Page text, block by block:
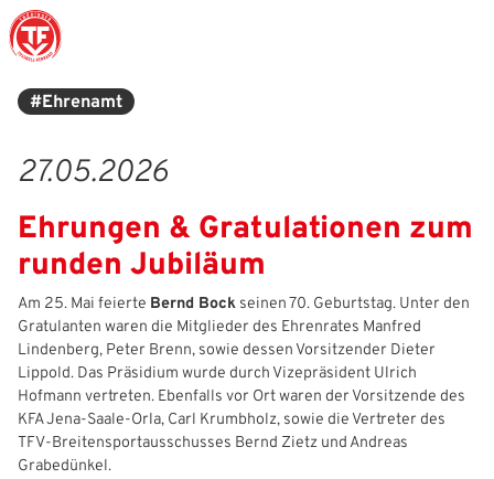
#Ehrenamt
27.05.2026
Ehrungen & Gratulationen zum
runden Jubiläum
Am 25. Mai feierte Bernd Bock seinen 70. Geburtstag. Unter den
Gratulanten waren die Mitglieder des Ehrenrates Manfred
Lindenberg, Peter Brenn, sowie dessen Vorsitzender Dieter
Lippold. Das Präsidium wurde durch Vizepräsident Ulrich
Hofmann vertreten. Ebenfalls vor Ort waren der Vorsitzende des
KFA Jena‑Saale‑Orla, Carl Krumbholz, sowie die Vertreter des
TFV‑Breitensportausschusses Bernd Zietz und Andreas
Grabedünkel.
Geschäftsstelle
Chronik
Ehrentafel
Karriere
Partnerschaft
Sicherheit
Junioren
Juniorinnen
Kinderfußball
eSports
Eliteschulen
Erzieher und Lehrer
Veranstaltungskalender
DFB-Mobil
DFB-Masterplan
Vielfalt
Fair Play
Inklusion
Prävention
Newsletter
DFBnet
Passwesen
Vereinsangebote
Archiv